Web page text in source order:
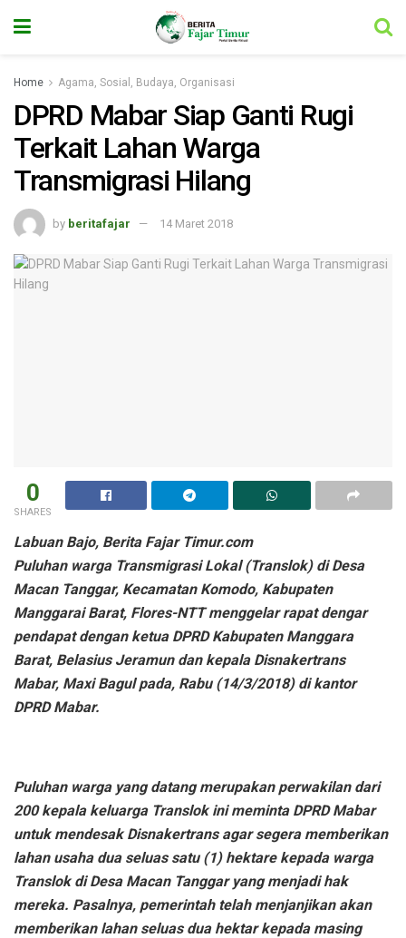
Home Agama, Sosial, Budaya, Organisasi
DPRD Mabar Siap Ganti Rugi
Terkait Lahan Warga
Transmigrasi Hilang
by beritafajar 14 Maret 2018
0
SHARES
Labuan Bajo, Berita Fajar Timur.com
Puluhan warga Transmigrasi Lokal (Translok) di Desa
Macan Tanggar, Kecamatan Komodo, Kabupaten
Manggarai Barat, Flores-NTT menggelar rapat dengar
pendapat dengan ketua DPRD Kabupaten Manggara
Barat, Belasius Jeramun dan kepala Disnakertrans
Mabar, Maxi Bagul pada, Rabu (14/3/2018) di kantor
DPRD Mabar.
Puluhan warga yang datang merupakan perwakilan dari
200 kepala keluarga Translok ini meminta DPRD Mabar
untuk mendesak Disnakertrans agar segera memberikan
lahan usaha dua seluas satu (1) hektare kepada warga
Translok di Desa Macan Tanggar yang menjadi hak
mereka. Pasalnya, pemerintah telah menjanjikan akan
memberikan lahan seluas dua hektar kepada masing